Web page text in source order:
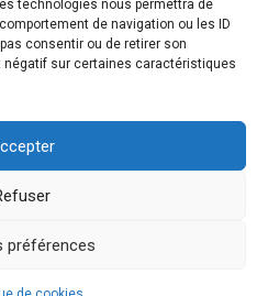
technologies nous permettra de
de navigation ou les ID
consentir ou de retirer son
sur certaines caractéristiques
préférences